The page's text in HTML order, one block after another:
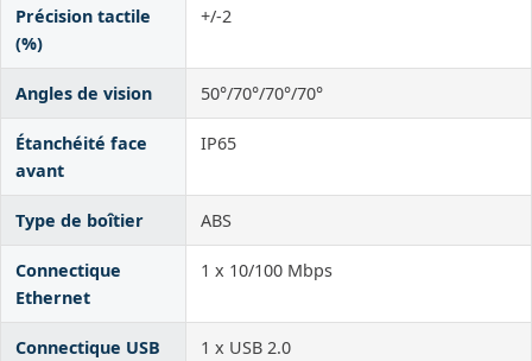
Précision tactile
(%)
+/-2
Angles de vision 50°/70°/70°/70°
Étanchéité face
avant
IP65
Type de boîtier ABS
Connectique
Ethernet
1 x 10/100 Mbps
Connectique USB 1 x USB 2.0